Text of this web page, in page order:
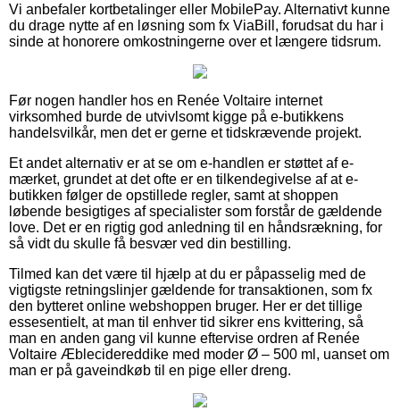
Vi anbefaler kortbetalinger eller MobilePay. Alternativt kunne
du drage nytte af en løsning som fx ViaBill, forudsat du har i
sinde at honorere omkostningerne over et længere tidsrum.
Før nogen handler hos en Renée Voltaire internet
virksomhed burde de utvivlsomt kigge på e-butikkens
handelsvilkår, men det er gerne et tidskrævende projekt.
Et andet alternativ er at se om e-handlen er støttet af e-
mærket, grundet at det ofte er en tilkendegivelse af at e-
butikken følger de opstillede regler, samt at shoppen
løbende besigtiges af specialister som forstår de gældende
love. Det er en rigtig god anledning til en håndsrækning, for
så vidt du skulle få besvær ved din bestilling.
Tilmed kan det være til hjælp at du er påpasselig med de
vigtigste retningslinjer gældende for transaktionen, som fx
den bytteret online webshoppen bruger. Her er det tillige
essesentielt, at man til enhver tid sikrer ens kvittering, så
man en anden gang vil kunne eftervise ordren af Renée
Voltaire Æblecidereddike med moder Ø – 500 ml, uanset om
man er på gaveindkøb til en pige eller dreng.